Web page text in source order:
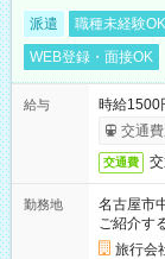
派遣 職種未経験OK
WEB登録・面接OK
給与
時給1500
交通
交通費
勤務地
名古屋市
ご紹介す
旅行会